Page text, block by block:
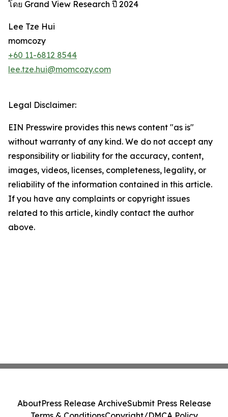
โดย Grand View Research ปี 2024
Lee Tze Hui
momcozy
+60 11-6812 8544
lee.tze.hui@momcozy.com
Legal Disclaimer:
EIN Presswire provides this news content "as is"
without warranty of any kind. We do not accept any
responsibility or liability for the accuracy, content,
images, videos, licenses, completeness, legality, or
reliability of the information contained in this article.
If you have any complaints or copyright issues
related to this article, kindly contact the author
above.
AboutPress Release ArchiveSubmit Press Release